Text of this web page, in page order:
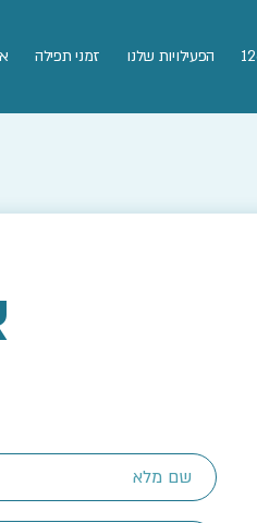
הפעילויות שלנו זמני תפילה